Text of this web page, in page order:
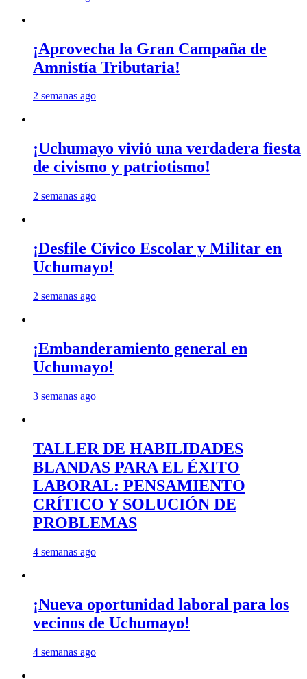
¡Aprovecha la Gran Campaña de
Amnistía Tributaria!
2 semanas ago
¡Uchumayo vivió una verdadera fiesta
de civismo y patriotismo!
2 semanas ago
¡Desfile Cívico Escolar y Militar en
Uchumayo!
2 semanas ago
¡Embanderamiento general en
Uchumayo!
3 semanas ago
TALLER DE HABILIDADES
BLANDAS PARA EL ÉXITO
LABORAL: PENSAMIENTO
CRÍTICO Y SOLUCIÓN DE
PROBLEMAS
4 semanas ago
¡Nueva oportunidad laboral para los
vecinos de Uchumayo!
4 semanas ago